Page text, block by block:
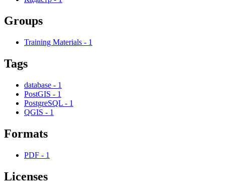
Groups
Training Materials - 1
Tags
database - 1
PostGIS - 1
PostgreSQL - 1
QGIS - 1
Formats
PDF - 1
Licenses